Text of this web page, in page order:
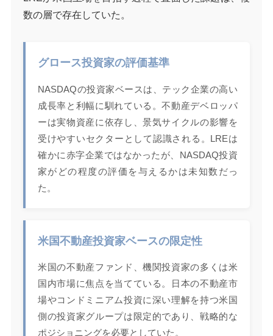
数の層で存在していた。
グロース投資家の評価基準
NASDAQの投資家ベースは、テック企業の高い
成長率と利幅に馴れている。不動産デベロッパ
ーは実物資産に依存し、景気サイクルの影響を
受けやすいセクターとして認識される。LREは
確かに赤字企業ではなかったが、NASDAQ投資
家がどの程度の評価を与えるかは未知数だっ
た。
米国不動産投資家ベースの限定性
米国の不動産ファンド、機関投資家の多くは米
国内市場に焦点を当てている。日本の不動産市
場やコンドミニアム投資に深い理解を持つ米国
側の投資家グループは限定的であり、戦略的な
ポジショニングを必要としていた。